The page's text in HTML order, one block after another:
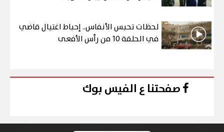
لحظات تحبس الأنفاس.. إحباط اغتيال قاضي
في الحلقة 10 من رأس الأفعى
صفحتنا ع الفيس بوك